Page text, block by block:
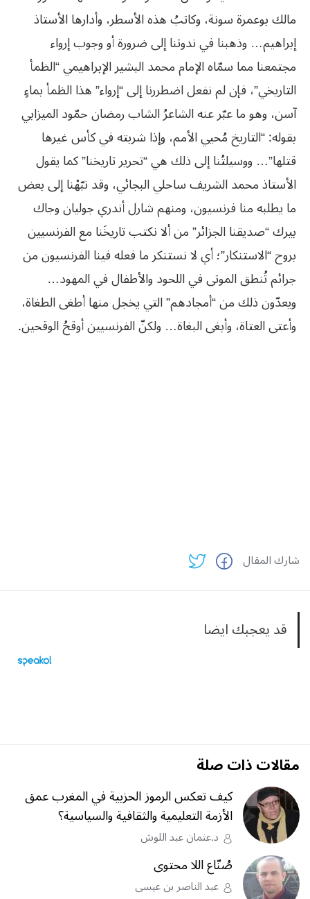
مالك بوعمرة سونة، وكاتبُ هذه الأسطر، وأدارها الأستاذ
إبراهيم… وذهبنا في ندوتنا إلى ضرورة أو وجوب إرواء
مجتمعنا مما سمّاه الإمام محمد البشير الإبراهيمي “الظمأ
التاريخي”، فإن لم نفعل اضطررنا إلى “إرواء” هذا الظمأ بماءٍ
آسن، وهو ما عبّر عنه الشاعرُ الشاب رمضان حمّود الميزابي
بقوله: “التاريخ مُحيي الأمم، وإذا شربته في كأس غيرها
قتلها”… ووسيلتُنا إلى ذلك هي “تحرير تاريخنا” كما يقول
الأستاذ محمد الشريف ساحلي البجائي، وقد نبّهْنا إلى بعض
ما يطلبه منا فرنسيون، ومنهم شارل أندري جوليان وجاك
بيرك “صديقنا الجزائر” من ألا نكتب تاريخَنا مع الفرنسيين
بروح “الاستنكار”؛ أي لا نستنكر ما فعله فينا الفرنسيون من
جرائم تُنطق الموتى في اللحود والأطفال في المهود…
ويعدّون ذلك من “أمجادهم” التي يخجل منها أطغى الطغاة،
وأعتى العتاة، وأبغى البغاة… ولكنّ الفرنسيين أوقحُ الوقحين.
شارك المقال
قد يعجبك ايضا
مقالات ذات صلة
كيف تعكس الرموز الحزبية في المغرب عمق
الأزمة التعليمية والثقافية والسياسية؟
د.عثمان عبد اللوش
صُنّاع اللا محتوى
عبد الناصر بن عيسى